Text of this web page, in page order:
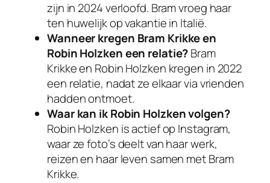
zijn in 2024 verloofd. Bram vroeg haar
ten huwelijk op vakantie in Italië.
Wanneer kregen Bram Krikke en
Robin Holzken een relatie?Bram
Krikke en Robin Holzken kregen in 2022
een relatie, nadat ze elkaar via vrienden
hadden ontmoet.
Waar kan ik Robin Holzken volgen?
Robin Holzken is actief op Instagram,
waar ze foto’s deelt van haar werk,
reizen en haar leven samen met Bram
Krikke.